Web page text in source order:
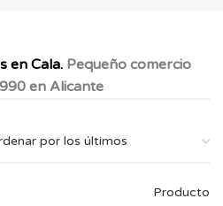
en Cala. Pequeño comercio
en Alicante
Producto